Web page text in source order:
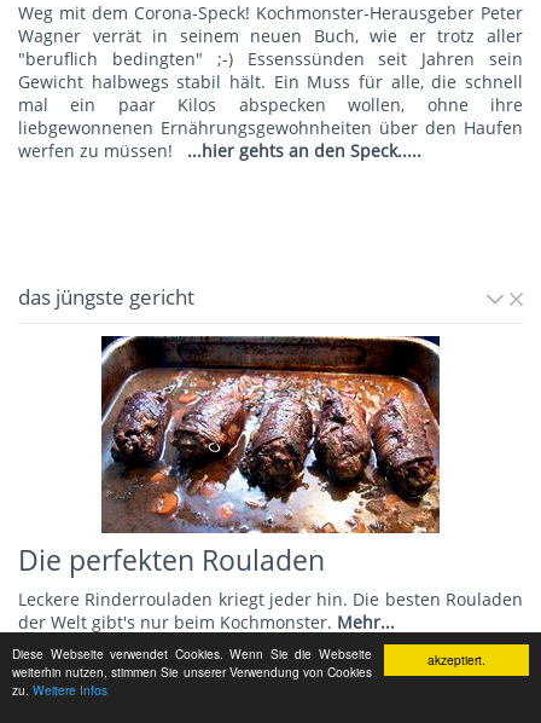
akzeptiert.
Diese Webseite verwendet Cookies. Wenn Sie die Webseite
weiterhin nutzen, stimmen Sie unserer Verwendung von Cookies
zu. Weitere Infos
Weg mit dem Corona-Speck! Kochmonster-Herausgeber Peter
Wagner verrät in seinem neuen Buch, wie er trotz aller
"beruflich bedingten" ;-) Essenssünden seit Jahren sein
Gewicht halbwegs stabil hält. Ein Muss für alle, die schnell
mal ein paar Kilos abspecken wollen, ohne ihre
liebgewonnenen Ernährungsgewohnheiten über den Haufen
werfen zu müssen!
...hier gehts an den Speck.....
das jüngste gericht
Die perfekten Rouladen
Leckere Rinderrouladen kriegt jeder hin. Die besten Rouladen
der Welt gibt's nur beim Kochmonster. Mehr...
Koch des Monats